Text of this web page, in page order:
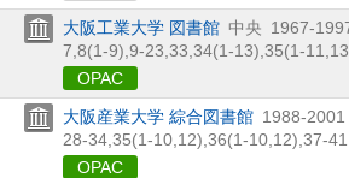
大阪工業大学 図書館 中央 1967-
7, 8(1-9), 9-23, 33, 34(1-13), 35(1-11,
OPAC
大阪産業大学 綜合図書館 1988-2001
28-34, 35(1-10, 12), 36(1-10, 12), 37-41
OPAC